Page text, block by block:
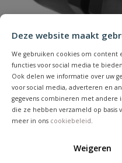
Deze website maakt
We gebruiken cookies om content
functies voor social media te
Ook delen we informatie over uw
voor social media, adverteren en
gegevens combineren met andere
die ze hebben verzameld op basis
meer in ons cookiebeleid.
Weigeren
Beoordeling
PP soknippel
PP soknippel ½" buitendraad